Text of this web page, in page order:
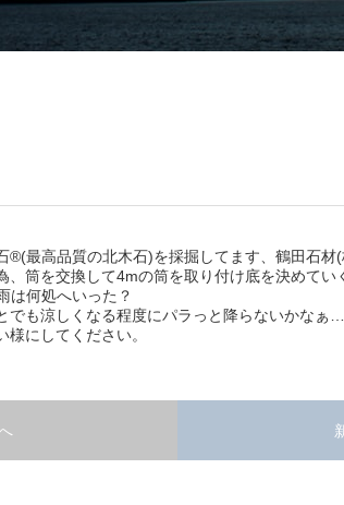
®️(最高品質の北木石)を採掘してます、鶴田石材(
筒を交換して4mの筒を取り付け底を決めてい
は何処へいった？
でも涼しくなる程度にパラっと降らないかなぁ…
にしてください。